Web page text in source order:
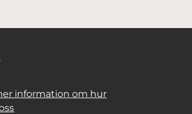
information om hur